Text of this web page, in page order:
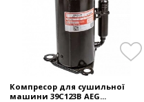
Компресор для сушильної
машини 39C123B AEG...